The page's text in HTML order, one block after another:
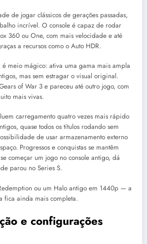
de jogar clássicos de gerações passadas,
incrível. O console é capaz de rodar
360 ou One, com mais velocidade e até
a recursos como o Auto HDR.
é meio mágico: ativa uma gama mais ampla
mas sem estragar o visual original.
of War 3 e pareceu até outro jogo, com
mais vivas.
carregamento quatro vezes mais rápido
quase todos os títulos rodando sem
de usar armazenamento externo
Progressos e conquistas se mantêm
começar um jogo no console antigo, dá
parou no Series S.
ou um Halo antigo em 1440p — a
fica ainda mais completa.
e configurações